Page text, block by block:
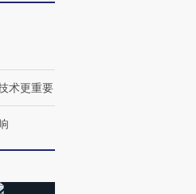
术更重要